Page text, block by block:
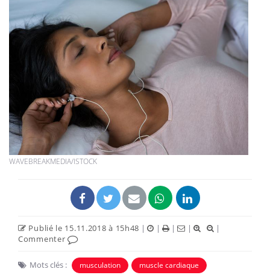
WAVEBREAKMEDIA/ISTOCK
Publié le 15.11.2018 à 15h48 | | | |
|
Commenter
Mots clés : musculation muscle cardiaque